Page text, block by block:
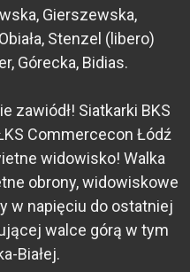
Gierszewska,
Stenzel (libero)
Górecka, Bidias.
zawiódł! Siatkarki BKS
Commercecon Łódź
widowisko! Walka
obrony, widowiskowe
w napięciu do ostatniej
walce górą w tym
Białej.